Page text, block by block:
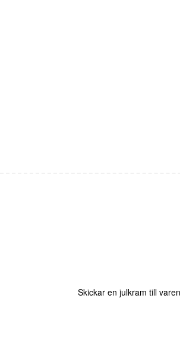
Skickar en julkram till